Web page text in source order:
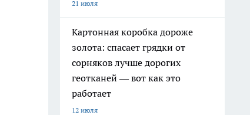
21 июля
Картонная коробка дороже
золота: спасает грядки от
сорняков лучше дорогих
геотканей — вот как это
работает
12 июля